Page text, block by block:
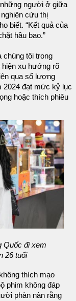
những người ở giữa
cứu thị
biết. “Kết quả của
hầu bao.”
chúng tôi trong
hiện xu hướng rõ
qua số lượng
2024 đạt mức kỷ lục
hoặc thích phiêu
Quốc đi xem
26 tuổi
thích mạo
phim không đáp
phàn nàn rằng